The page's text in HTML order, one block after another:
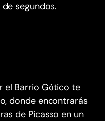
segundos.
el Barrio Gótico te
donde encontrarás
de Picasso en un